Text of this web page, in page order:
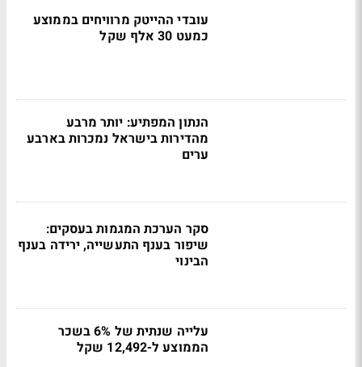
עובדי ההייטק מרוויחים בממוצע
כמעט 30 אלף שקל
הנתון המפתיע: יותר מרבע
מהדירות בישראל נמכרות בארבע
ערים
סקר הערכת המגמות בעסקים:
שיפור בענף התעשייה, ירידה בענף
הבינוי
עלייה שנתית של 6% בשכר
הממוצע ל-12,492 שקל